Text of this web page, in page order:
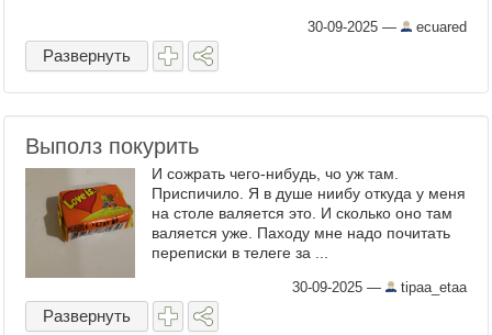
30-09-2025 — ecuared
Развернуть
Выполз покурить
И сожрать чего-нибудь, чо уж там.
Приспичило. Я в душе ниибу откуда у меня
на столе валяется это. И сколько оно там
валяется уже. Паходу мне надо почитать
переписки в телеге за ...
30-09-2025 — tipaa_etaa
Развернуть